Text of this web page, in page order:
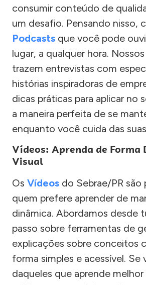
consumir conteúdo de
um desafio. Pensando nisso,
Podcasts que você pode
lugar, a qualquer hora.
trazem entrevistas com
histórias inspiradoras de
dicas práticas para aplicar no
a maneira perfeita de se
enquanto você cuida das
Vídeos: Aprenda de Forma
Visual
Os Vídeos do Sebrae/PR são
quem prefere aprender de
dinâmica. Abordamos desde
passo sobre ferramentas de
explicações sobre conceitos
forma simples e acessível. Se
daqueles que aprende